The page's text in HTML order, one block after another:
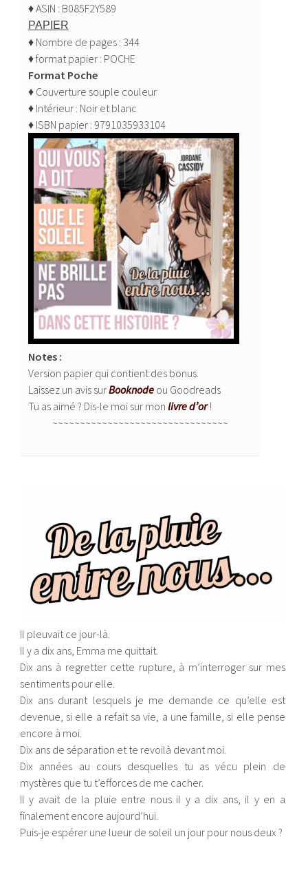
♦ ASIN : B085F2Y589
PAPIER
♦ Nombre de pages : 344
♦ format papier : POCHE
Format Poche
♦ Couverture souple couleur
♦ Intérieur : Noir et blanc
♦ ISBN papier : 9791035933104
Notes :
Version papier qui contient des bonus.
Laissez un avis surBooknode ou Goodreads
Tu as aimé ? Dis-le moi sur mon livre d’or!
~~~~~~~~~~~~~~~~~~~~~~~~~~~~~~~~
Il pleuvait ce jour-là.
Il y a dix ans, Emma me quittait.
Dix ans à regretter cette rupture, à m’interroger sur mes
sentiments pour elle.
Dix ans durant lesquels je me demande ce qu’elle est
devenue, si elle a refait sa vie, a une famille, si elle pense
encore à moi.
Dix ans de séparation et te revoilà devant moi.
Dix années au cours desquelles tu as vécu plein de
mystères que tu t’efforces de me cacher.
Il y avait de la pluie entre nous il y a dix ans, il y en a
finalement encore aujourd’hui.
Puis-je espérer une lueur de soleil un jour pour nous deux ?